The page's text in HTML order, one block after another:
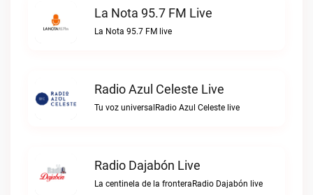
La Nota 95.7 FM Live
La Nota 95.7 FM live
Radio Azul Celeste Live
Tu voz universalRadio Azul Celeste live
Radio Dajabón Live
La centinela de la fronteraRadio Dajabón live